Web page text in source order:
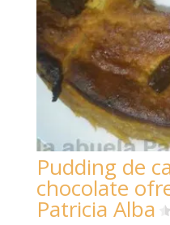
Pudding de
chocolate
Patricia Alba